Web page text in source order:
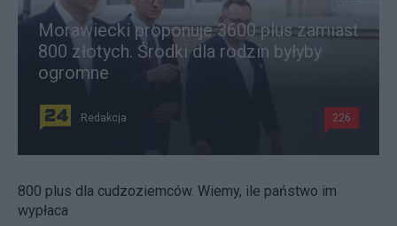
Morawiecki proponuje 3600 plus zamiast
800 złotych. Środki dla rodzin byłyby
ogromne
Redakcja 226
800 plus dla cudzoziemców. Wiemy, ile państwo im
wypłaca